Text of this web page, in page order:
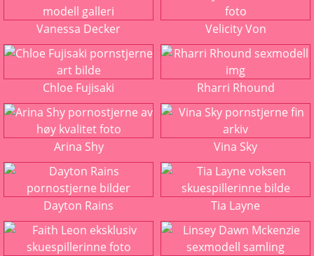
Vanessa Decker
Chloe Fujisaki
Arina Shy
Dayton Rains
Velicity Von
Rharri Rhound
Vina Sky
Tia Layne